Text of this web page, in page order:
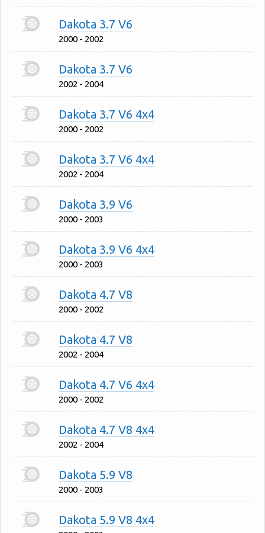
Dakota 3.7 V6
2000 - 2002
Dakota 3.7 V6
2002 - 2004
Dakota 3.7 V6 4x4
2000 - 2002
Dakota 3.7 V6 4x4
2002 - 2004
Dakota 3.9 V6
2000 - 2003
Dakota 3.9 V6 4x4
2000 - 2003
Dakota 4.7 V8
2000 - 2002
Dakota 4.7 V8
2002 - 2004
Dakota 4.7 V6 4x4
2000 - 2002
Dakota 4.7 V8 4x4
2002 - 2004
Dakota 5.9 V8
2000 - 2003
Dakota 5.9 V8 4x4